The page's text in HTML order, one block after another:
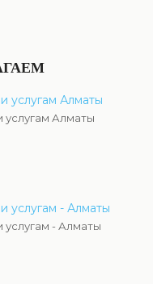
услугам Алматы
услугам Алматы
услугам - Алматы
- Алматы